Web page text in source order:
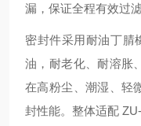
漏，保证全程有效过滤
密封件采用耐油丁腈
油，耐老化、耐溶胀
在高粉尘、潮湿、轻
封性能。整体适配